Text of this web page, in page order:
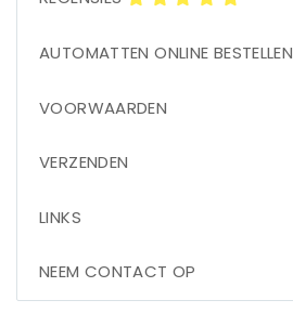
AUTOMATTEN ONLINE BESTELLEN
VOORWAARDEN
VERZENDEN
LINKS
NEEM CONTACT OP